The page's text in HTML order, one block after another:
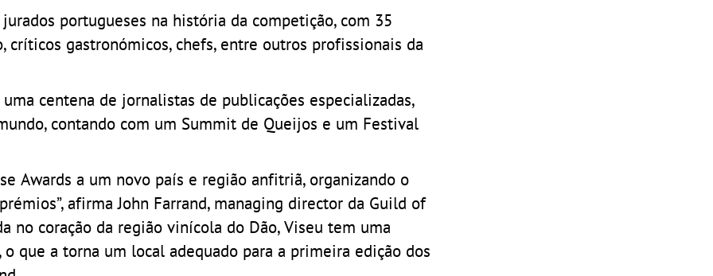
portugueses na história da competição, com 35
gastronómicos, chefs, entre outros profissionais da
centena de jornalistas de publicações especializadas,
contando com um Summit de Queijos e um Festival
Awards a um novo país e região anfitriã, organizando o
afirma John Farrand, managing director da Guild of
no coração da região vinícola do Dão, Viseu tem uma
que a torna um local adequado para a primeira edição dos